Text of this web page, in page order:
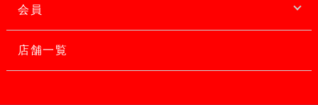
会員
店舗一覧